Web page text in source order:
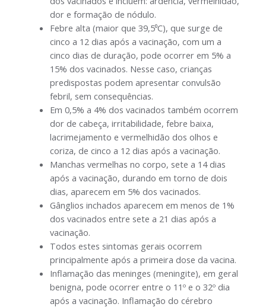
dor e formação de nódulo.
Febre alta (maior que 39,5⁰C), que surge de
cinco a 12 dias após a vacinação, com um a
cinco dias de duração, pode ocorrer em 5% a
15% dos vacinados. Nesse caso, crianças
predispostas podem apresentar convulsão
febril, sem consequências.
Em 0,5% a 4% dos vacinados também ocorrem
dor de cabeça, irritabilidade, febre baixa,
lacrimejamento e vermelhidão dos olhos e
coriza, de cinco a 12 dias após a vacinação.
Manchas vermelhas no corpo, sete a 14 dias
após a vacinação, durando em torno de dois
dias, aparecem em 5% dos vacinados.
Gânglios inchados aparecem em menos de 1%
dos vacinados entre sete a 21 dias após a
vacinação.
Todos estes sintomas gerais ocorrem
principalmente após a primeira dose da vacina.
Inflamação das meninges (meningite), em geral
benigna, pode ocorrer entre o 11º e o 32º dia
após a vacinação. Inflamação do cérebro